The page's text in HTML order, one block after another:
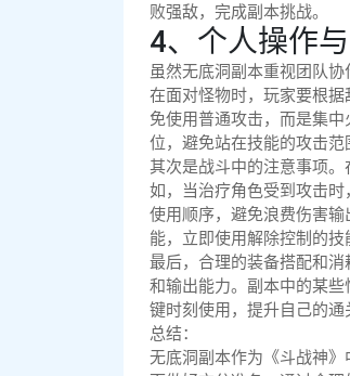
败强敌，完成副本挑战。
4、个人操作
虽然无底洞副本重视团队
在面对怪物时，玩家要根
免使用普通攻击，而是集
位，避免站在技能的攻击范
其次是战斗中的注意事项
如，当治疗角色受到攻击
使用顺序，避免浪费伤害
能，立即使用解除控制的技
最后，合理的装备搭配和
和输出能力。副本中的某
键时刻使用，提升自己的通
总结：
无底洞副本作为《斗战神